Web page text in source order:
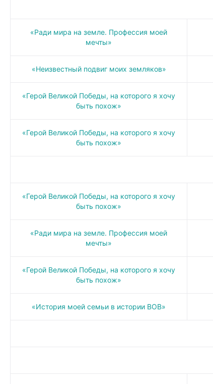
«Ради мира на земле. Профессия моей
мечты»
«Неизвестный подвиг моих земляков»
«Герой Великой Победы, на которого я хочу
быть похож»
«Герой Великой Победы, на которого я хочу
быть похож»
«Герой Великой Победы, на которого я хочу
быть похож»
«Ради мира на земле. Профессия моей
мечты»
«Герой Великой Победы, на которого я хочу
быть похож»
«История моей семьи в истории ВОВ»